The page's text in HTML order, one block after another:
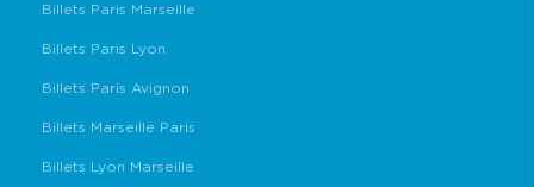
Billets Paris Marseille
Billets Paris Lyon
Billets Paris Avignon
Billets Marseille Paris
Billets Lyon Marseille